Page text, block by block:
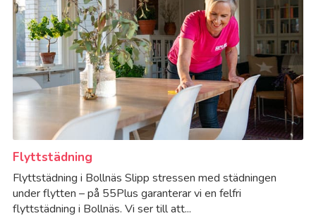
Flyttstädning
Flyttstädning i Bollnäs Slipp stressen med städningen
under flytten – på 55Plus garanterar vi en felfri
flyttstädning i Bollnäs. Vi ser till att...